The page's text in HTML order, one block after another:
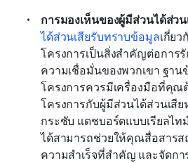
การมองเห็นของผู้มีส่วนได้ส่วน
ได้ส่วนเสียรับทราบข้อมูลเกี่ย
โครงการเป็นสิ่งสำคัญต่อการ
ความเชื่อมั่นของพวกเขา ฐา
โครงการควรมีเครื่องมือที่คุณ
โครงการกับผู้มีส่วนได้ส่วนเสี
กระชับ แดชบอร์ดแบบเรียลไท
ได้สามารถช่วยให้คุณสื่อสารส
ความสำเร็จที่สำคัญ และจัดกา